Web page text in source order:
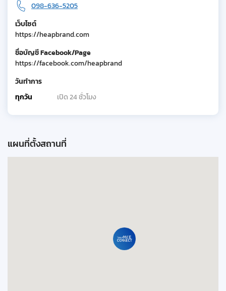
098-636-5205
เว็บไซต์
https://heapbrand.com
ชื่อบัญชี Facebook/Page
https://facebook.com/heapbrand
วันทำการ
ทุกวัน
เปิด 24 ชั่วโมง
แผนที่ตั้งสถานที่